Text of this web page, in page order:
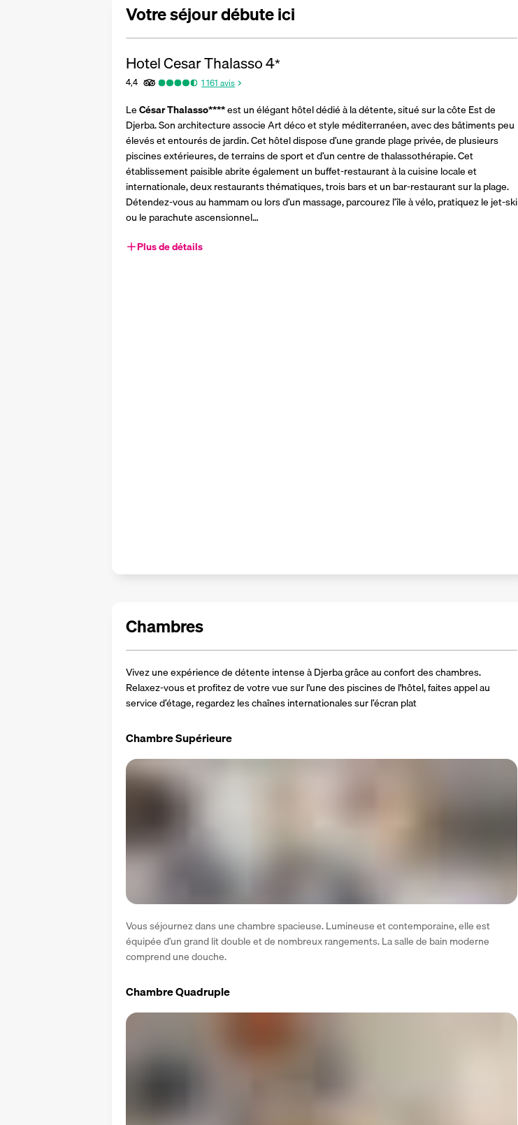
Votre séjour débute ici
Hotel Cesar Thalasso4*
4,4 1 161 avis
Le César Thalasso**** est un élégant hôtel dédié à la détente, situé sur la côte Est de
Djerba. Son architecture associe Art déco et style méditerranéen, avec des bâtiments peu
élevés et entourés de jardin. Cet hôtel dispose d’une grande plage privée, de plusieurs
piscines extérieures, de terrains de sport et d’un centre de thalassothérapie. Cet
établissement paisible abrite également un buffet-restaurant à la cuisine locale et
internationale, deux restaurants thématiques, trois bars et un bar-restaurant sur la plage.
Détendez-vous au hammam ou lors d’un massage, parcourez l’île à vélo, pratiquez le jet-ski
ou le parachute ascensionnel…
Plus de détails
Chambres
Vivez une expérience de détente intense à Djerba grâce au confort des chambres.
Relaxez-vous et profitez de votre vue sur l'une des piscines de l'hôtel, faites appel au
service d’étage, regardez les chaînes internationales sur l’écran plat
Chambre Supérieure
Vous séjournez dans une chambre spacieuse. Lumineuse et contemporaine, elle est
équipée d’un grand lit double et de nombreux rangements. La salle de bain moderne
comprend une douche.
Chambre Quadruple